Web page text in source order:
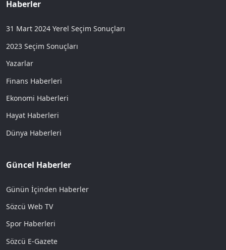
Haberler
31 Mart 2024 Yerel Seçim Sonuçları
2023 Seçim Sonuçları
Yazarlar
Finans Haberleri
Ekonomi Haberleri
Hayat Haberleri
Dünya Haberleri
Güncel Haberler
Günün İçinden Haberler
Sözcü Web TV
Spor Haberleri
Sözcü E-Gazete